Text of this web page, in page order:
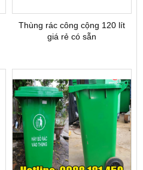
Thùng rác công cộng 120 lít
giá rẻ có sẵn